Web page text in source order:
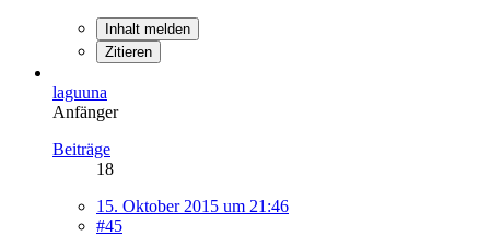
Inhalt melden
Zitieren
laguuna
Anfänger
Beiträge
18
15. Oktober 2015 um 21:46
#45